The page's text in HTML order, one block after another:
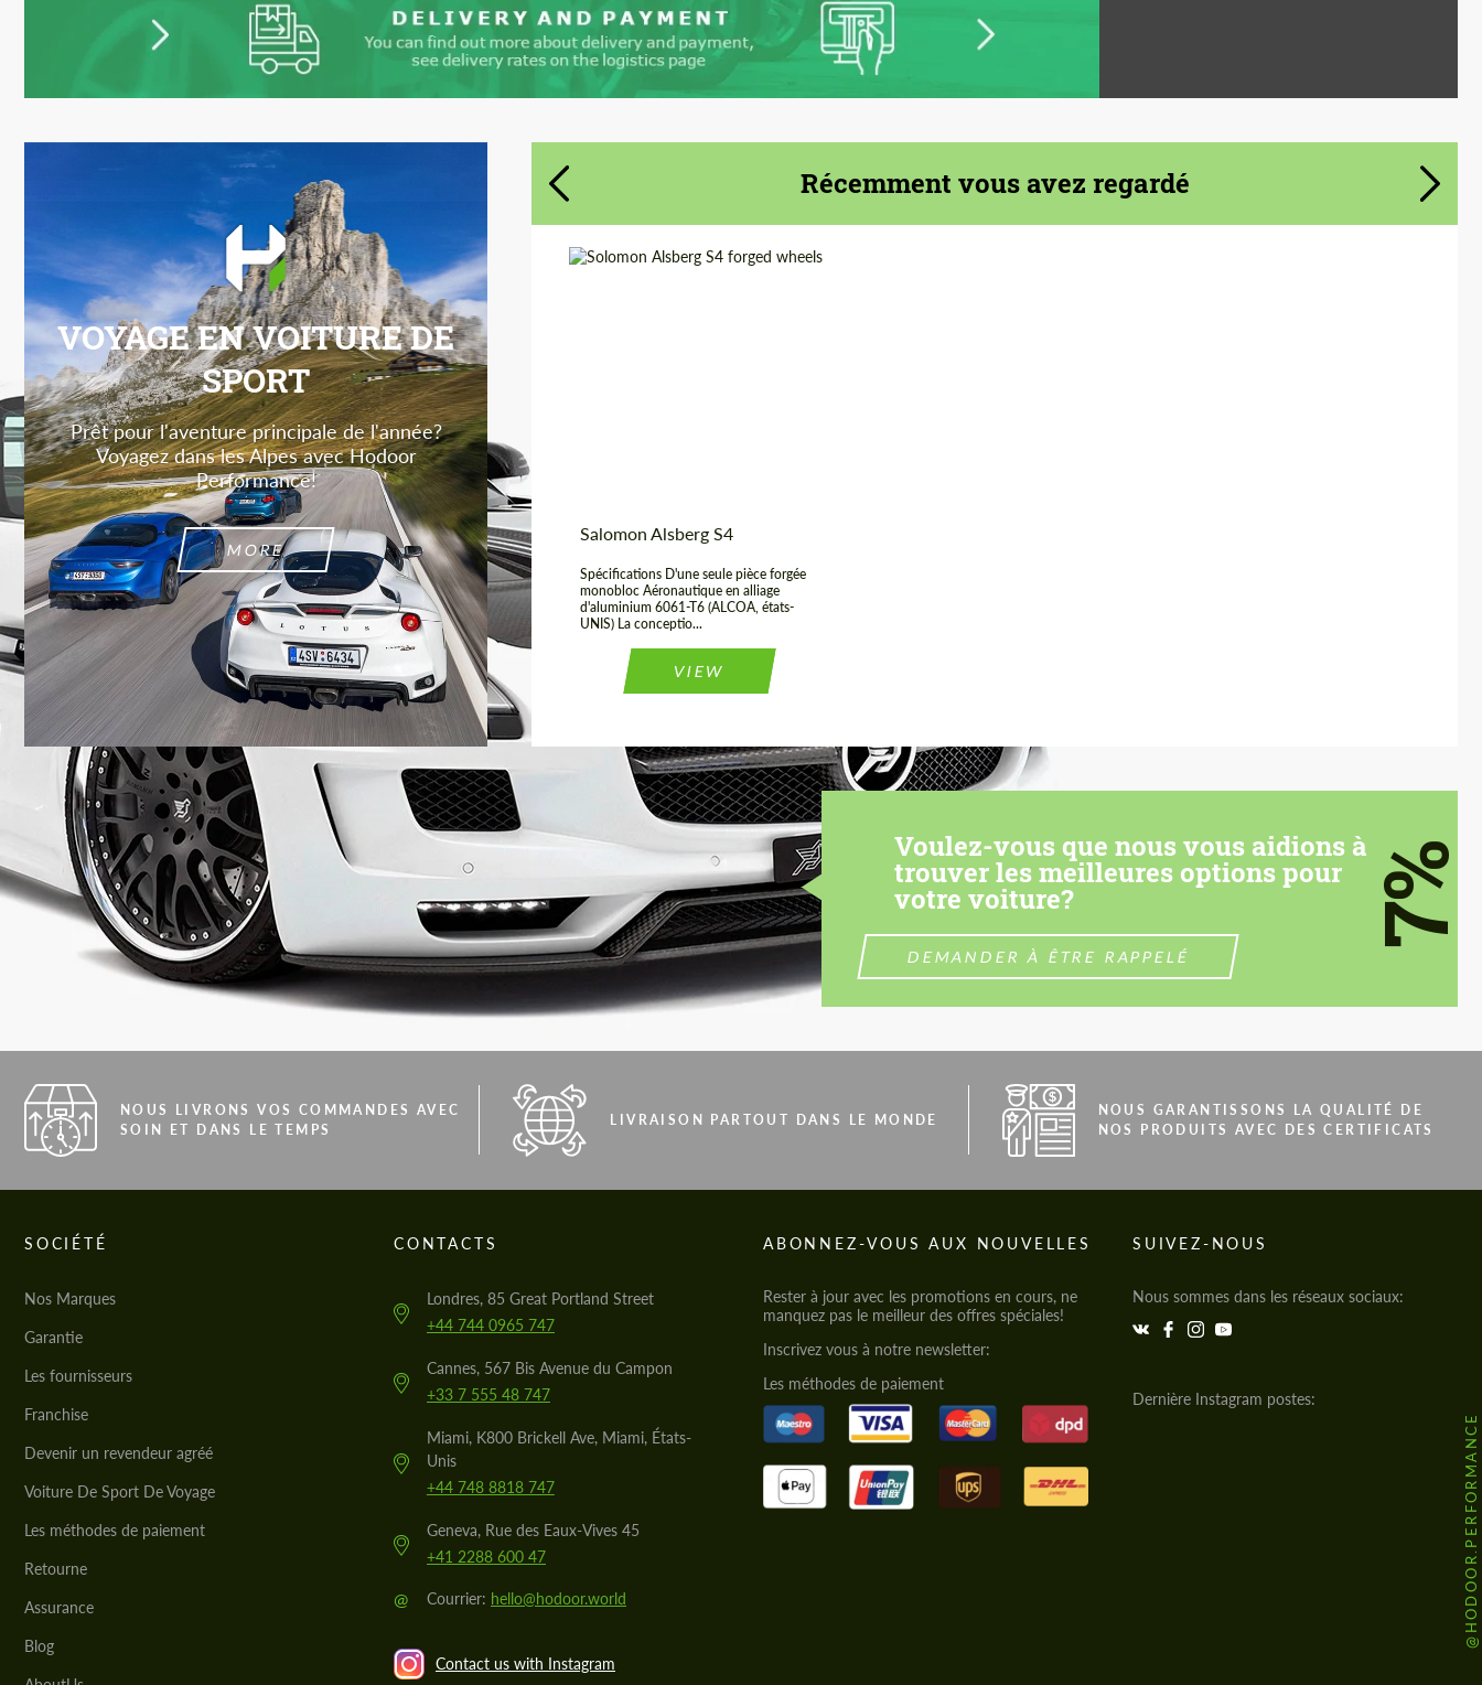
VOYAGE EN VOITURE DE
SPORT
Prêt pour l'aventure principale de l'année?
Voyagez dans les Alpes avec Hodoor
Performance!
MORE
Récemment vous avez regardé
Salomon Alsberg S4
Spécifications D'une seule pièce forgée
monobloc Aéronautique en alliage
d'aluminium 6061-T6 (ALCOA, états-
UNIS) La conceptio...
VIEW
Voulez-vous que nous vous aidions à
trouver les meilleures options pour
votre voiture?
DEMANDER À ÊTRE RAPPELÉ
7%
NOUS LIVRONS VOS COMMANDES AVEC
SOIN ET DANS LE TEMPS
LIVRAISON PARTOUT DANS LE MONDE
NOUS GARANTISSONS LA QUALITÉ DE
NOS PRODUITS AVEC DES CERTIFICATS
SOCIÉTÉ
Nos Marques
Garantie
Les fournisseurs
Franchise
Devenir un revendeur agréé
Voiture De Sport De Voyage
Les méthodes de paiement
Retourne
Assurance
Blog
CONTACTS
Londres, 85 Great Portland Street
+44 744 0965 747
Cannes, 567 Bis Avenue du Campon
+33 7 555 48 747
Miami, K800 Brickell Ave, Miami, États-
Unis
+44 748 8818 747
Geneva, Rue des Eaux-Vives 45
+41 2288 600 47
@ Courrier: hello@hodoor.world
Contact us with Instagram
ABONNEZ-VOUS AUX NOUVELLES
Rester à jour avec les promotions en cours, ne
manquez pas le meilleur des offres spéciales!
Inscrivez vous à notre newsletter:
Les méthodes de paiement
SUIVEZ-NOUS
Nous sommes dans les réseaux sociaux:
Dernière Instagram postes:
@HODOOR.PERFORMANCE
Acceptez le traitement des données à
CONTACTEZ-MOI
Acceptez le traitement des données à
CONTACTEZ-MOI